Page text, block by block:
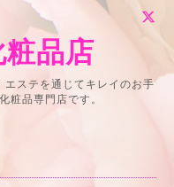
品店
ステを通じてキレイのお手
粧品専門店です。